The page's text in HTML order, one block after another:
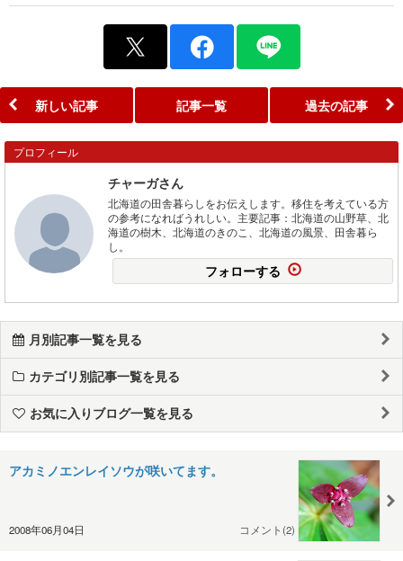
新しい記事 記事一覧 過去の記事
プロフィール
チャーガさん
北海道の田舎暮らしをお伝えします。移住を考えている方
の参考になればうれしい。主要記事：北海道の山野草、北
海道の樹木、北海道のきのこ、北海道の風景、田舎暮ら
し。
フォローする
月別記事一覧を見る
カテゴリ別記事一覧を見る
お気に入りブログ一覧を見る
アカミノエンレイソウが咲いてます。
2008年06月04日 コメント(2)